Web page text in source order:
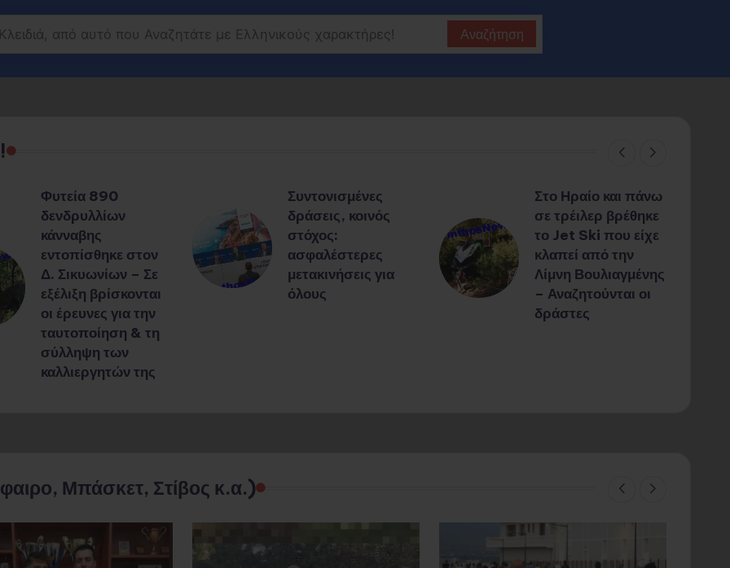
Αναζήτηση
Φυτεία 890
δενδρυλλίων
κάνναβης
εντοπίσθηκε στον
Δ. Σικυωνίων – Σε
εξέλιξη βρίσκονται
οι έρευνες για την
ταυτοποίηση & τη
σύλληψη των
καλλιεργητών της
Συντονισμένες
δράσεις, κοινός
στόχος:
ασφαλέστερες
μετακινήσεις για
όλους
Στο Ηραίο και πάνω
σε τρέιλερ βρέθηκε
το Jet Ski που είχε
κλαπεί από την
Λίμνη Βουλιαγμένης
– Αναζητούνται οι
δράστες
Μπάσκετ, Στίβος κ.α.)